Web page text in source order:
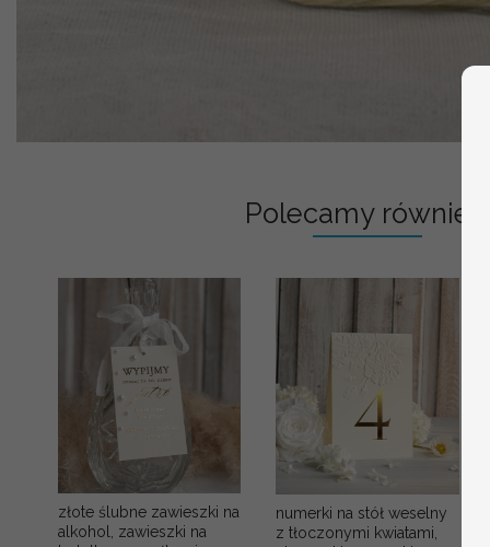
Polecamy również:
złote ślubne zawieszki na
alkohol, zawieszki na
numerki na stół weselny
z tłoczonymi kwiatami,